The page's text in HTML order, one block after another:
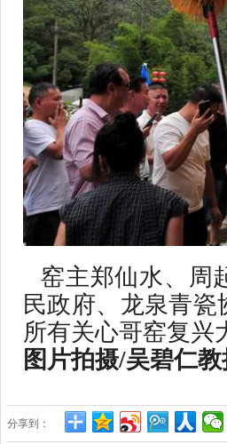
窑主郑仙水、周
民政府、龙泉青
所有关心哥窑复兴
图片拍摄/吴碧仁
分享到：